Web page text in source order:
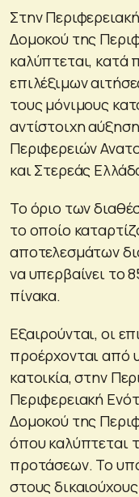
Στην
Δομοκού της
καλύπτεται, κατά
επιλέξιμων
τους μόνιμους
αντίστοιχη
Περιφερειών
και Στερεάς
Το όριο των
το οποίο
αποτελεσμάτων
να υπερβαίνει το
πίνακα.
Εξαιρούνται, οι
προέρχονται από
κατοικία, στην
Περιφερειακή
Δομοκού της
όπου καλύπτεται
προτάσεων. Το
στους